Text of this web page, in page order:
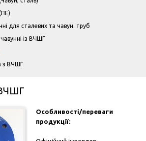
для сталевих та чавун. труб
із ВЧШГ
з ВЧШГ
ВЧШГ
Особливості/переваги
продукції: